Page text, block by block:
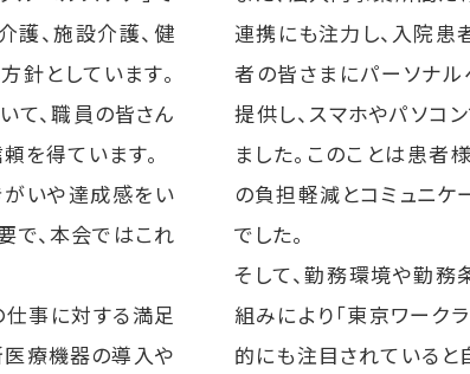
護、施設介護、健
針としています。
て、職員の皆さん
を得ています。
いや達成感をい
で、本会ではこれ
仕事に対する満足
医療機器の導入や
連携にも注力し、入院患
者の皆さまにパーソナル
提供し、スマホやパソコ
ました。このことは患者
の負担軽減とコミュニケ
でした。
そして、勤務環境や勤務
組みにより「東京ワーク
的にも注目されていると